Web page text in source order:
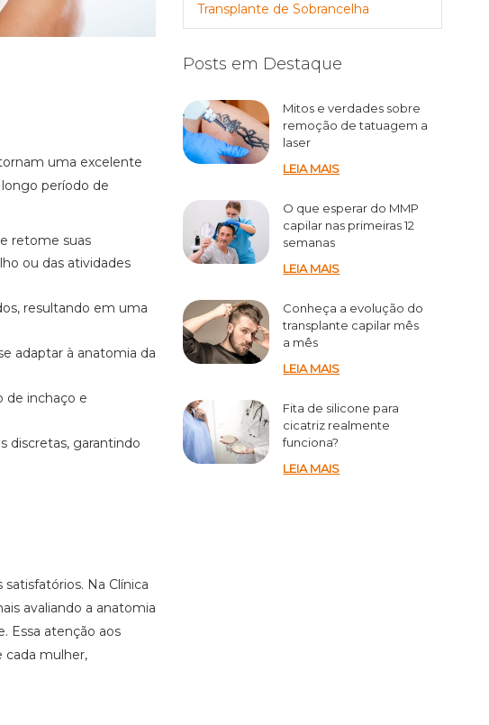
uma excelente
período de
retome suas
ou das atividades
resultando em uma
adaptar à anatomia da
de inchaço e
discretas, garantindo
Na Clínica
avaliando a anatomia
Essa atenção aos
cada mulher,
Transplante de Sobrancelha
Posts em Destaque
Mitos e verdades sobre
remoção de tatuagem a
laser
LEIA MAIS
O que esperar do MMP
capilar nas primeiras 12
semanas
LEIA MAIS
Conheça a evolução do
transplante capilar mês
a mês
LEIA MAIS
Fita de silicone para
cicatriz realmente
funciona?
LEIA MAIS